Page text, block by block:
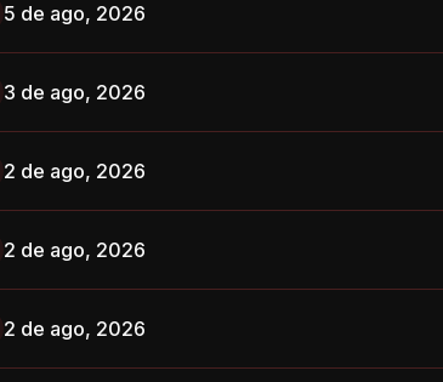
5 de ago, 2026
3 de ago, 2026
2 de ago, 2026
2 de ago, 2026
2 de ago, 2026